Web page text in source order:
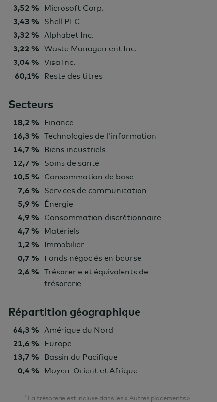
3,52 % Microsoft Corp.
3,43 % Shell PLC
3,32 % Alphabet Inc.
3,22 % Waste Management Inc.
3,04 % Visa Inc.
60,1% Reste des titres
Secteurs
18,2 % Finance
16,3 % Technologies de l'information
14,7 % Biens industriels
12,7 % Soins de santé
10,5 % Consommation de base
7,6 % Services de communication
5,9 % Énergie
4,9 % Consommation discrétionnaire
4,7 % Matériels
1,2 % Immobilier
0,7 % Fonds négociés en bourse
2,6 % Trésorerie et équivalents de
trésorerie
Répartition géographique
64,3 % Amérique du Nord
21,6 % Europe
13,7 % Bassin du Pacifique
0,4 % Moyen-Orient et Afrique
¤La trésorerie est incluse dans les « Autres placements ».